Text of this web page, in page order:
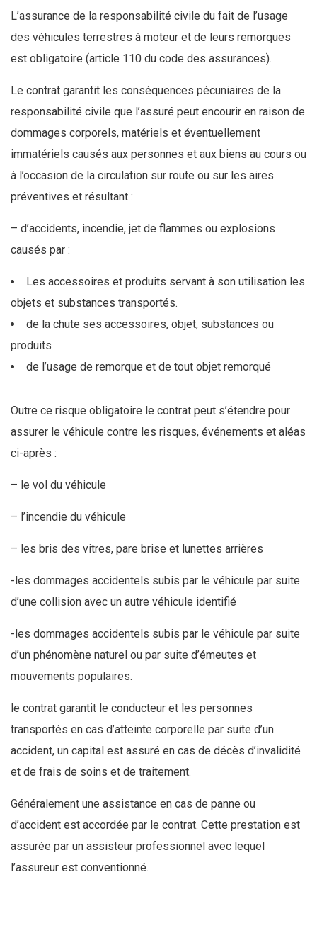
L’assurance de la responsabilité civile du fait de l’usage
des véhicules terrestres à moteur et de leurs remorques
est obligatoire (article 110 du code des assurances).
Le contrat garantit les conséquences pécuniaires de la
responsabilité civile que l’assuré peut encourir en raison de
dommages corporels, matériels et éventuellement
immatériels causés aux personnes et aux biens au cours ou
à l’occasion de la circulation sur route ou sur les aires
préventives et résultant :
– d’accidents, incendie, jet de flammes ou explosions
causés par :
Les accessoires et produits servant à son utilisation les
objets et substances transportés.
de la chute ses accessoires, objet, substances ou
produits
de l’usage de remorque et de tout objet remorqué
Outre ce risque obligatoire le contrat peut s’étendre pour
assurer le véhicule contre les risques, événements et aléas
ci-après :
– le vol du véhicule
– l’incendie du véhicule
– les bris des vitres, pare brise et lunettes arrières
-les dommages accidentels subis par le véhicule par suite
d’une collision avec un autre véhicule identifié
-les dommages accidentels subis par le véhicule par suite
d’un phénomène naturel ou par suite d’émeutes et
mouvements populaires.
le contrat garantit le conducteur et les personnes
transportés en cas d’atteinte corporelle par suite d’un
accident, un capital est assuré en cas de décès d’invalidité
et de frais de soins et de traitement.
Généralement une assistance en cas de panne ou
d’accident est accordée par le contrat. Cette prestation est
assurée par un assisteur professionnel avec lequel
l’assureur est conventionné.